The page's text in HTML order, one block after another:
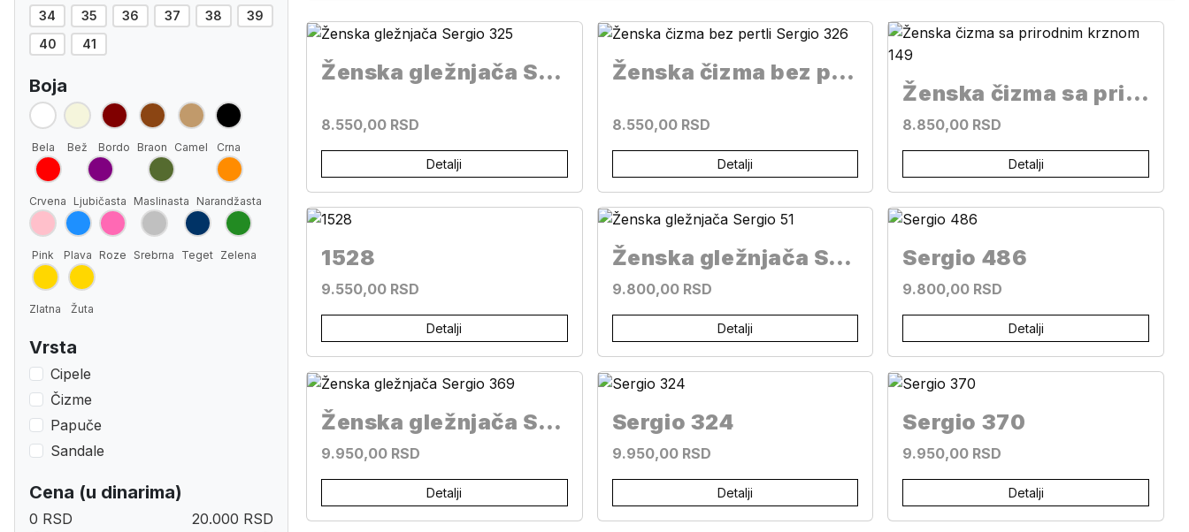
34 35 36 37 38
39
40
41
Boja
Bela Bež Bordo Braon Camel Crna
Crvena Ljubičasta Maslinasta Narandžasta
Pink Plava Roze Srebrna Teget Zelena
Zlatna Žuta
Vrsta
Cipele
Čizme
Papuče
Sandale
Cena (u dinarima)
0 RSD 20.000 RSD
Ženska gležnjača Sergio 325
8.550,00 RSD
Detalji
Ženska čizma bez pertli Sergio 326
8.550,00 RSD
Detalji
Ženska čizma sa prirodnim krznom 149
8.850,00 RSD
Detalji
1528
9.550,00 RSD
Detalji
Ženska gležnjača Sergio 51
9.800,00 RSD
Detalji
Sergio 486
9.800,00 RSD
Detalji
Ženska gležnjača Sergio 369
9.950,00 RSD
Detalji
Sergio 324
9.950,00 RSD
Detalji
Sergio 370
9.950,00 RSD
Detalji